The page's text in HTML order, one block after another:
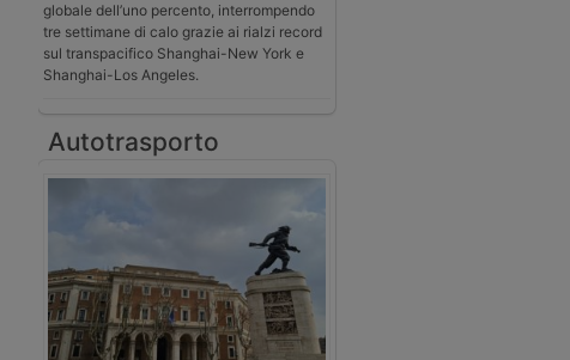
globale dell’uno percento, interrompendo
tre settimane di calo grazie ai rialzi record
sul transpacifico Shanghai-New York e
Shanghai-Los Angeles.
Autotrasporto